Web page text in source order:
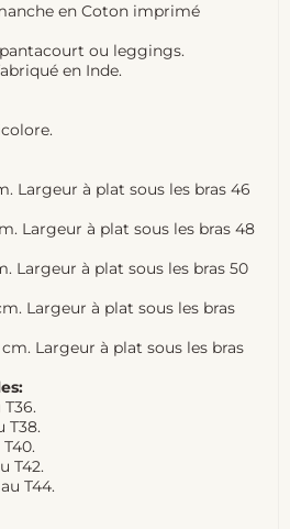
en Coton imprimé
ou leggings.
en Inde.
Largeur à plat sous les bras 46
Largeur à plat sous les bras 48
Largeur à plat sous les bras 50
Largeur à plat sous les bras
Largeur à plat sous les bras
T38.
T42.
T44.